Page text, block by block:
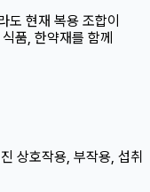
도 현재 복용 조합이
품, 한약재를 함께
상호작용, 부작용, 섭취